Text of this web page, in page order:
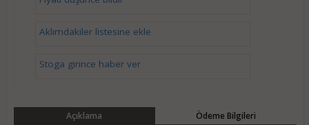
Aklımdakiler listesine ekle
Stoga girince haber ver
Açıklama
Ödeme Bilgileri